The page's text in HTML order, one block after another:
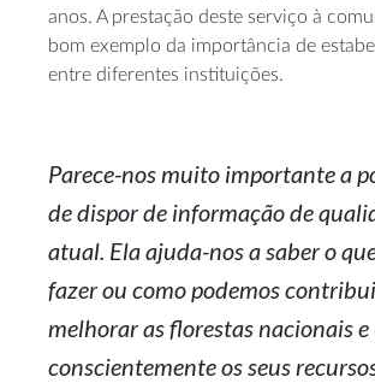
anos. A prestação deste serviço à
bom exemplo da importância de
entre diferentes instituições.
Parece-nos muito importante a
de dispor de informação de
atual. Ela ajuda-nos a saber o
fazer ou como podemos
melhorar as florestas nacionais e
conscientemente os seus